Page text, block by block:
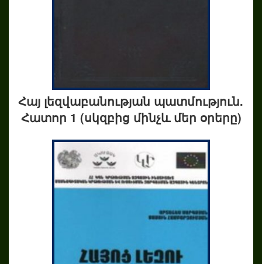
Հայ լեզվաբանության պատմություն.
Հատոր 1 (սկզբից մինչև մեր օրերը)